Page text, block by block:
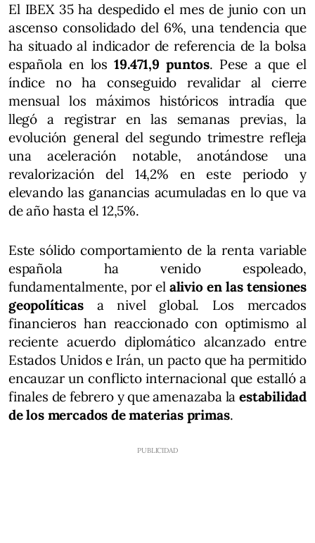
El IBEX 35 ha despedido el mes de junio con un
ascenso consolidado del 6%, una tendencia que
ha situado al indicador de referencia de la bolsa
española en los19.471,9 puntos. Pese a que el
índice no ha conseguido revalidar al cierre
mensual los máximos históricos intradía que
llegó a registrar en las semanas previas, la
evolución general del segundo trimestre refleja
una aceleración notable, anotándose una
revalorización del 14,2% en este periodo y
elevando las ganancias acumuladas en lo que va
de año hasta el 12,5%.
Este sólido comportamiento de la renta variable
española ha venido espoleado,
fundamentalmente, por el alivio en las tensiones
geopolíticasa nivel global. Los mercados
financieros han reaccionado con optimismo al
reciente acuerdo diplomático alcanzado entre
Estados Unidos e Irán, un pacto que ha permitido
encauzar un conflicto internacional que estalló a
finales de febrero y que amenazaba laestabilidad
de los mercados de materias primas.